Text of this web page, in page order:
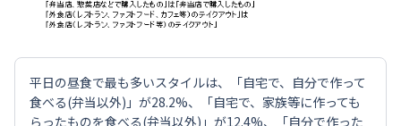
平日の昼食で最も多いスタイルは、「自宅で、自分で作って
食べる(弁当以外)」が28.2%、「自宅で、家族等に作っても
らったものを食べる(弁当以外)」が12.4%、「自分で作った